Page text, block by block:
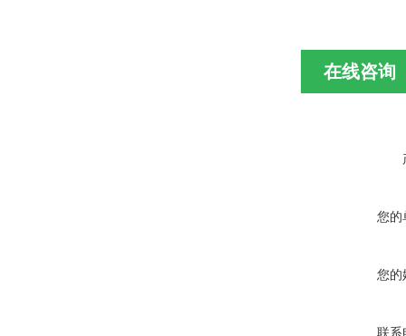
在线咨询
您的
您的
联系